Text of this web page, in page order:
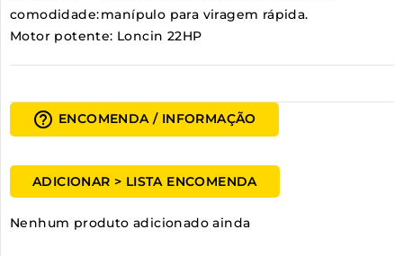
comodidade:manípulo para viragem rápida.
Motor potente: Loncin 22HP
help_outline ENCOMENDA / INFORMAÇÃO
ADICIONAR > LISTA ENCOMENDA
Nenhum produto adicionado ainda